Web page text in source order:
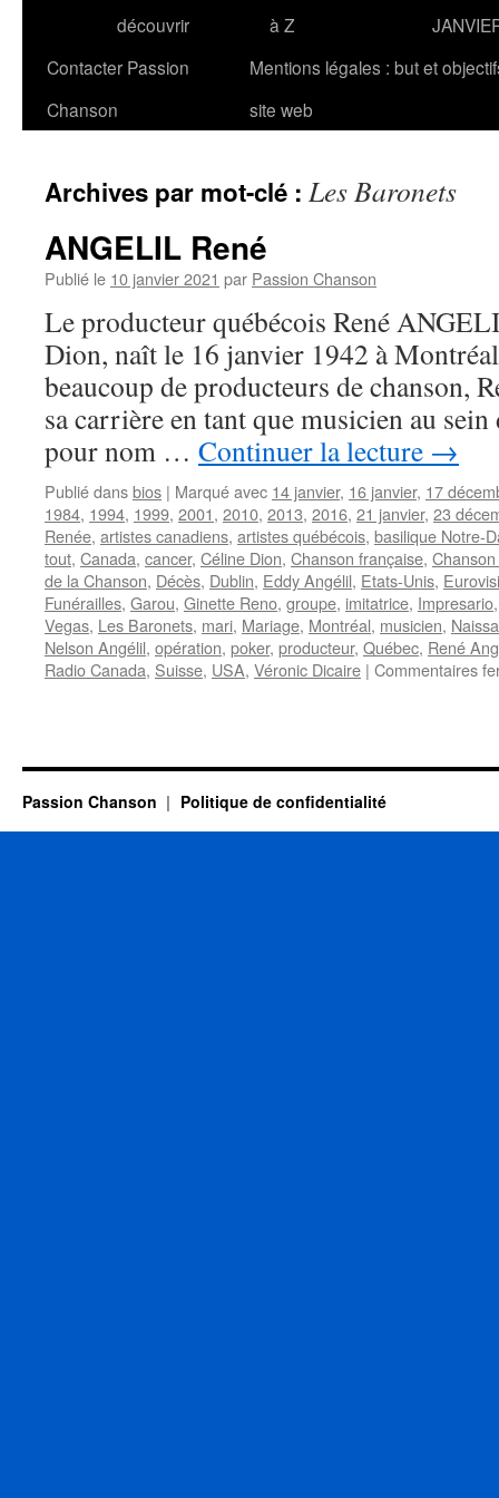
découvrir
à Z
Contacter Passion
Chanson
Mentions légales : but et
site web
Archives par mot-clé : Les Baronets
ANGELIL René
Publié le 10 janvier 2021 par Passion Chanson
Le producteur québécois René
Dion, naît le 16 janvier 1942 à
beaucoup de producteurs de chanson,
sa carrière en tant que musicien au sein
pour nom … Continuer la lecture →
Publié dansbios | Marqué avec 14 janvier, 16 janvier, 17
1984, 1994, 1999, 2001, 2010, 2013, 2016, 21 janvier, 23
Renée, artistes canadiens, artistes québécois, basilique Notre-
tout, Canada, cancer, Céline Dion, Chanson française,
de la Chanson, Décès, Dublin, Eddy Angélil, Etats-Unis,
Funérailles, Garou, Ginette Reno, groupe, imitatrice, Impresario
Vegas, Les Baronets, mari, Mariage, Montréal, musicien,
Nelson Angélil, opération, poker, producteur, Québec, René
Radio Canada, Suisse, USA, Véronic Dicaire | Commentaires
Passion Chanson Politique de confidentialité